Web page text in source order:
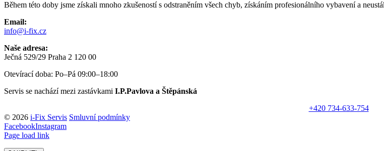
Během této doby jsme získali mnoho zkušeností s odstraněním všech chyb, získáním profesionálního vybavení a
Email:
info@i-fix.cz
Naše adresa:
Ječná 529/29 Praha 2 120 00
Otevírací doba: Po–Pá 09:00–18:00
Servis se nachází mezi zastávkami I.P.Pavlova a Štěpánská
+420 734-633-754
© 2026 i-Fix Servis Smluvní podmínky
FacebookInstagram
Page load link